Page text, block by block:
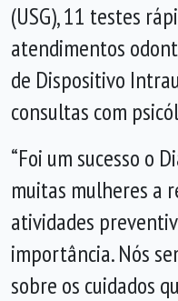
(USG), 11 testes
atendimentos
de Dispositivo
consultas com
“Foi um sucesso o
muitas mulheres a
atividades
importância. Nós
sobre os cuidados